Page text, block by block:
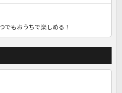
でもおうちで楽しめる！